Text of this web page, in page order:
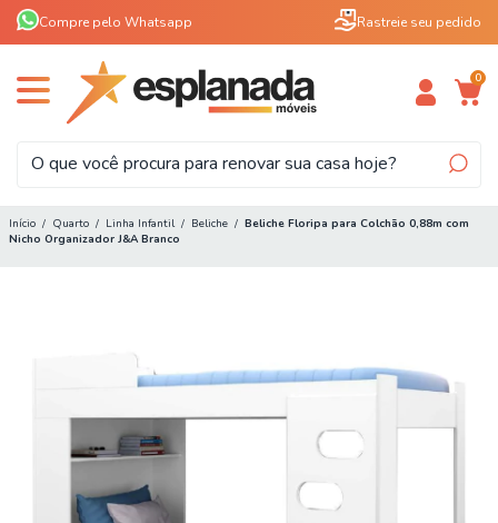
Compre pelo Whatsapp Rastreie seu pedido
0
Início / Quarto / Linha Infantil / Beliche / Beliche Floripa para Colchão 0,88m com
Nicho Organizador J&A Branco